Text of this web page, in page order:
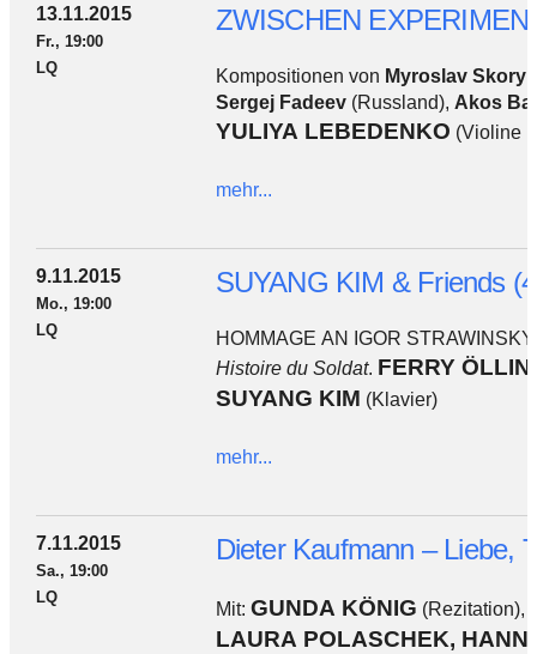
13.11.2015
Fr., 19:00
LQ
ZWISCHEN
Kompositionen von Myroslav Skoryk
Sergej Fadeev(Russland), Akos
YULIYA LEBEDENKO (Violine
mehr...
9.11.2015
Mo., 19:00
LQ
SUYANG KIM & Friends
HOMMAGE AN IGOR
Histoire du Soldat. FERRY
SUYANG KIM (Klavier)
mehr...
7.11.2015
Sa., 19:00
LQ
Dieter Kaufmann – Liebe,
Mit: GUNDA KÖNIG (Rezitation),
LAURA POLASCHEK,